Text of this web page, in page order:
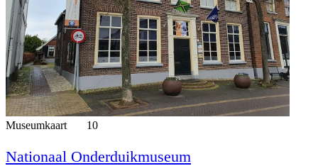
Museumkaart 10
Nationaal Onderduikmuseum